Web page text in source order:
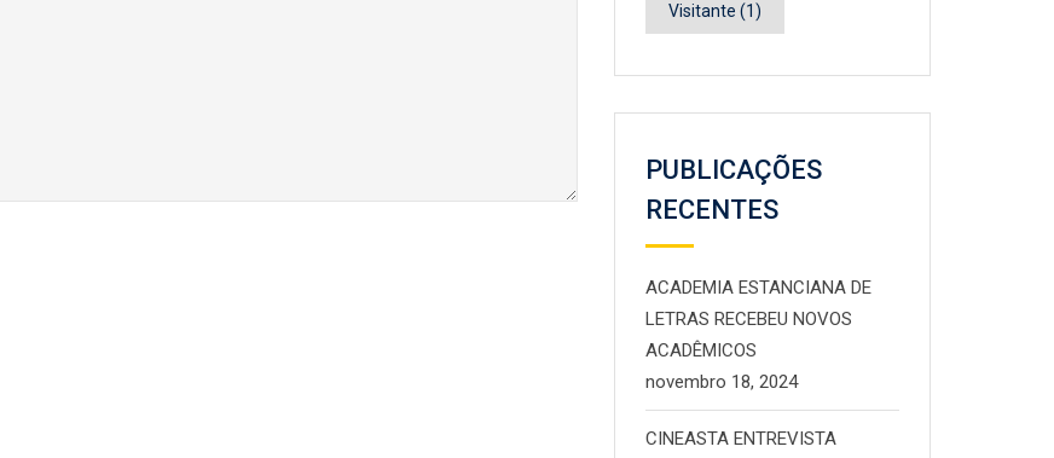
Visitante (1)
PUBLICAÇÕES
RECENTES
ACADEMIA ESTANCIANA DE
LETRAS RECEBEU NOVOS
ACADÊMICOS
novembro 18, 2024
CINEASTA ENTREVISTA